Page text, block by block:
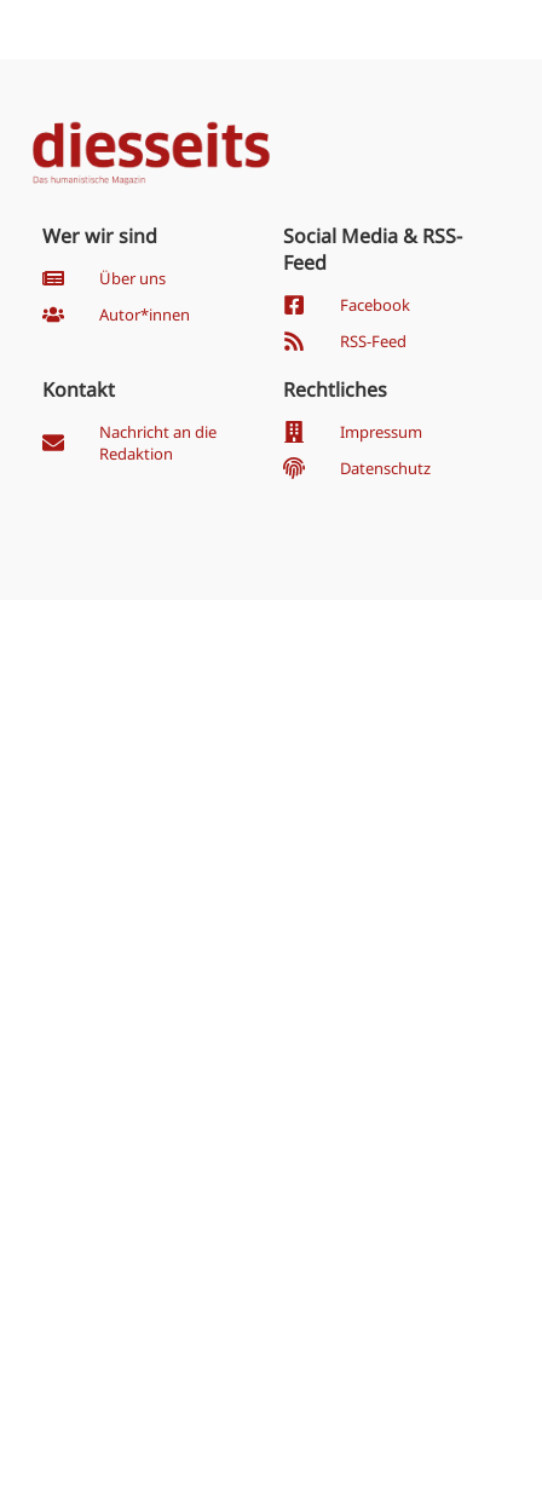
Wer wir sind
Über uns
Autor*innen
Social Media & RSS-
Feed
Facebook
RSS-Feed
Kontakt
Nachricht an die
Redaktion
Rechtliches
Impressum
Datenschutz